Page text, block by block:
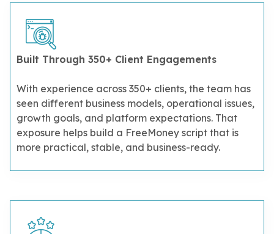
Built Through 350+ Client Engagements
With experience across 350+ clients, the team has
seen different business models, operational issues,
growth goals, and platform expectations. That
exposure helps build a FreeMoney script that is
more practical, stable, and business-ready.